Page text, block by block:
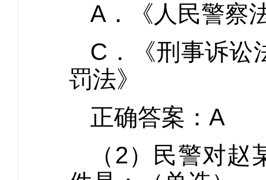
A．《人民
C．《刑事
罚法》
正确答案：A
（2）民警对